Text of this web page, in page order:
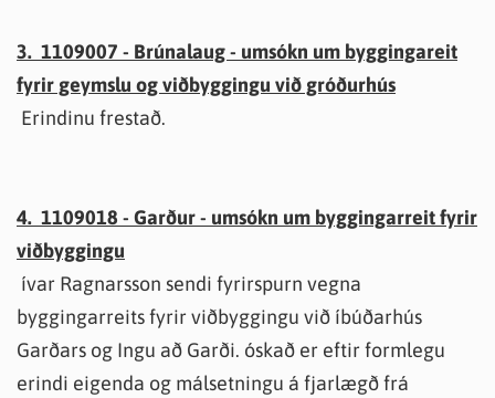
3. 1109007 - Brúnalaug - umsókn um byggingareit
fyrir geymslu og viðbyggingu við gróðurhús
Erindinu frestað.
4. 1109018 - Garður - umsókn um byggingarreit fyrir
viðbyggingu
ívar Ragnarsson sendi fyrirspurn vegna
byggingarreits fyrir viðbyggingu við íbúðarhús
Garðars og Ingu að Garði. óskað er eftir formlegu
erindi eigenda og málsetningu á fjarlægð frá